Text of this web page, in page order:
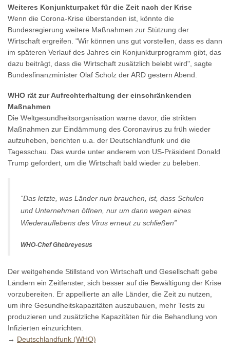
Weiteres Konjunkturpaket für die Zeit nach der Krise
Wenn die Corona-Krise überstanden ist, könnte die
Bundesregierung weitere Maßnahmen zur Stützung der
Wirtschaft ergreifen. "Wir können uns gut vorstellen, dass es dann
im späteren Verlauf des Jahres ein Konjunkturprogramm gibt, das
dazu beiträgt, dass die Wirtschaft zusätzlich belebt wird", sagte
Bundesfinanzminister Olaf Scholz der ARD gestern Abend.
WHO rät zur Aufrechterhaltung der einschränkenden
Maßnahmen
Die Weltgesundheitsorganisation warne davor, die strikten
Maßnahmen zur Eindämmung des Coronavirus zu früh wieder
aufzuheben, berichten u.a. der Deutschlandfunk und die
Tagesschau. Das wurde unter anderem von US-Präsident Donald
Trump gefordert, um die Wirtschaft bald wieder zu beleben.
“Das letzte, was Länder nun brauchen, ist, dass Schulen
und Unternehmen öffnen, nur um dann wegen eines
Wiederauflebens des Virus erneut zu schließen”
WHO-Chef Ghebreyesus
Der weitgehende Stillstand von Wirtschaft und Gesellschaft gebe
Ländern ein Zeitfenster, sich besser auf die Bewältigung der Krise
vorzubereiten. Er appellierte an alle Länder, die Zeit zu nutzen,
um ihre Gesundheitskapazitäten auszubauen, mehr Tests zu
produzieren und zusätzliche Kapazitäten für die Behandlung von
Infizierten einzurichten.
→ Deutschlandfunk (WHO)